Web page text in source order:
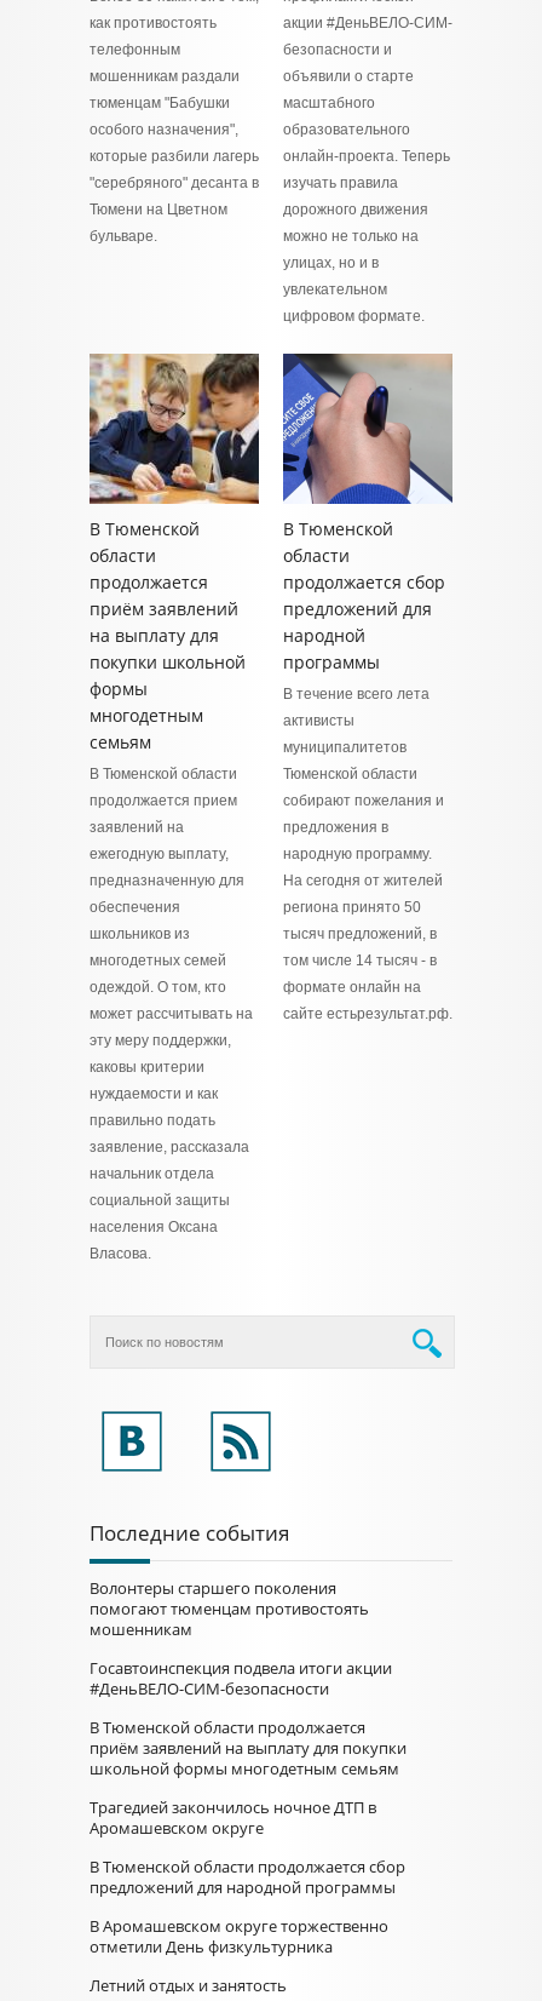
как противостоять
телефонным
мошенникам раздали
тюменцам "Бабушки
особого назначения",
которые разбили лагерь
"серебряного" десанта в
Тюмени на Цветном
бульваре.
акции #ДеньВЕЛО-СИМ-
безопасности и
объявили о старте
масштабного
образовательного
онлайн-проекта. Теперь
изучать правила
дорожного движения
можно не только на
улицах, но и в
увлекательном
цифровом формате.
В Тюменской
области
продолжается
приём заявлений
на выплату для
покупки школьной
формы
многодетным
семьям
В Тюменской области
продолжается прием
заявлений на
ежегодную выплату,
предназначенную для
обеспечения
школьников из
многодетных семей
одеждой. О том, кто
может рассчитывать на
эту меру поддержки,
каковы критерии
нуждаемости и как
правильно подать
заявление, рассказала
начальник отдела
социальной защиты
населения Оксана
Власова.
В Тюменской
области
продолжается сбор
предложений для
народной
программы
В течение всего лета
активисты
муниципалитетов
Тюменской области
собирают пожелания и
предложения в
народную программу.
На сегодня от жителей
региона принято 50
тысяч предложений, в
том числе 14 тысяч - в
формате онлайн на
сайте естьрезультат.рф.
Последние события
Волонтеры старшего поколения
помогают тюменцам противостоять
мошенникам
Госавтоинспекция подвела итоги акции
#ДеньВЕЛО-СИМ-безопасности
В Тюменской области продолжается
приём заявлений на выплату для покупки
школьной формы многодетным семьям
Трагедией закончилось ночное ДТП в
Аромашевском округе
В Тюменской области продолжается сбор
предложений для народной программы
В Аромашевском округе торжественно
отметили День физкультурника
Летний отдых и занятость